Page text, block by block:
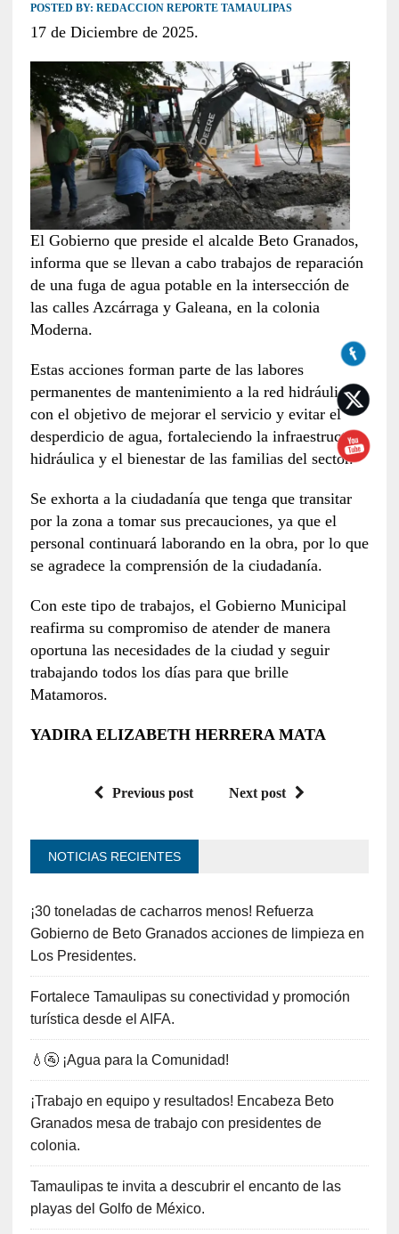
POSTED BY: REDACCION REPORTE TAMAULIPAS
17 de Diciembre de 2025.
El Gobierno que preside el alcalde Beto Granados,
informa que se llevan a cabo trabajos de reparación
de una fuga de agua potable en la intersección de
las calles Azcárraga y Galeana, en la colonia
Moderna.
Estas acciones forman parte de las labores
permanentes de mantenimiento a la red hidráulica,
con el objetivo de mejorar el servicio y evitar el
desperdicio de agua, fortaleciendo la infraestructura
hidráulica y el bienestar de las familias del sector.
Se exhorta a la ciudadanía que tenga que transitar
por la zona a tomar sus precauciones, ya que el
personal continuará laborando en la obra, por lo que
se agradece la comprensión de la ciudadanía.
Con este tipo de trabajos, el Gobierno Municipal
reafirma su compromiso de atender de manera
oportuna las necesidades de la ciudad y seguir
trabajando todos los días para que brille
Matamoros.
YADIRA ELIZABETH HERRERA MATA
Previous post Next post
NOTICIAS RECIENTES
¡30 toneladas de cacharros menos! Refuerza
Gobierno de Beto Granados acciones de limpieza en
Los Presidentes.
Fortalece Tamaulipas su conectividad y promoción
turística desde el AIFA.
💧🚰 ¡Agua para la Comunidad!
¡Trabajo en equipo y resultados! Encabeza Beto
Granados mesa de trabajo con presidentes de
colonia.
Tamaulipas te invita a descubrir el encanto de las
playas del Golfo de México.